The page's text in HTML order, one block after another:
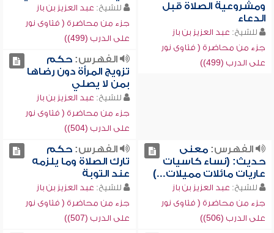
ومشروعية الصلاة قبل
الدعاء
للشيخ: عبد العزيز بن باز
جزء من محاضرة ( فتاوى نور
على الدرب (499))
للشيخ: عبد العزيز بن باز
جزء من محاضرة ( فتاوى نور
على الدرب (499))
الفهرس:حكم
تزويج المرأة دون رضاها
بمن لا يصلي
للشيخ: عبد العزيز بن باز
جزء من محاضرة ( فتاوى نور
على الدرب (504))
الفهرس:معنى
حديث: (نساء كاسيات
عاريات مائلات مميلات...)
للشيخ: عبد العزيز بن باز
جزء من محاضرة ( فتاوى نور
على الدرب (506))
الفهرس:حكم
تارك الصلاة وما يلزمه
عند التوبة
للشيخ: عبد العزيز بن باز
جزء من محاضرة ( فتاوى نور
على الدرب (507))